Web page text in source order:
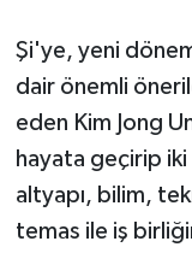
Şi'ye, yeni
dair önemli
eden Kim Jong
hayata geçirip
altyapı, bilim,
temas ile iş